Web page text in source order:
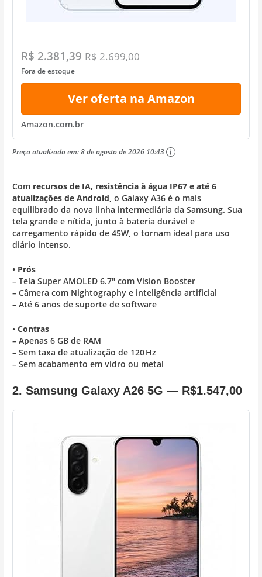
R$ 2.381,39R$ 2.699,00
Fora de estoque
Ver oferta na Amazon
Amazon.com.br
Preço atualizado em:8 de agosto de 2026 10:43
Com recursos de IA, resistência à água IP67 e até 6
atualizações de Android, o Galaxy A36 é o mais
equilibrado da nova linha intermediária da Samsung. Sua
tela grande e nítida, junto à bateria durável e
carregamento rápido de 45W, o tornam ideal para uso
diário intenso.
• Prós
– Tela Super AMOLED 6.7″ com Vision Booster
– Câmera com Nightography e inteligência artificial
– Até 6 anos de suporte de software
•Contras
– Apenas 6 GB de RAM
– Sem taxa de atualização de 120 Hz
– Sem acabamento em vidro ou metal
2. Samsung Galaxy A26 5G — R$1.547,00